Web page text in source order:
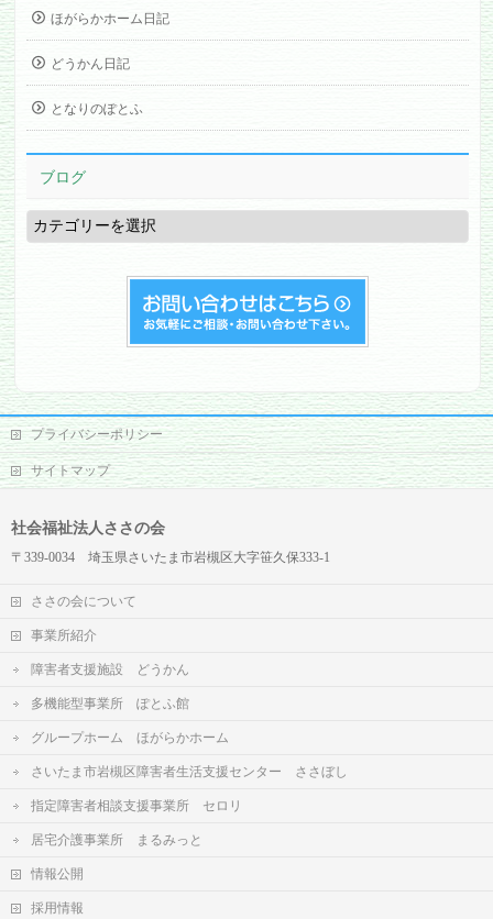
ほがらかホーム日記
どうかん日記
となりのぽとふ
ブログ
ブ
ロ
グ
プライバシーポリシー
サイトマップ
社会福祉法人ささの会
〒339-0034 埼玉県さいたま市岩槻区大字笹久保333-1
ささの会について
事業所紹介
障害者支援施設 どうかん
多機能型事業所 ぽとふ館
グループホーム ほがらかホーム
さいたま市岩槻区障害者生活支援センター ささぼし
指定障害者相談支援事業所 セロリ
居宅介護事業所 まるみっと
情報公開
採用情報